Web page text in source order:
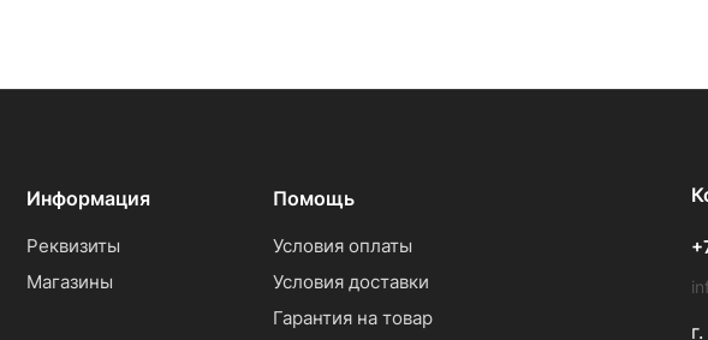
Информация
Реквизиты
Магазины
Помощь
Условия оплаты
Условия доставки
Гарантия на товар